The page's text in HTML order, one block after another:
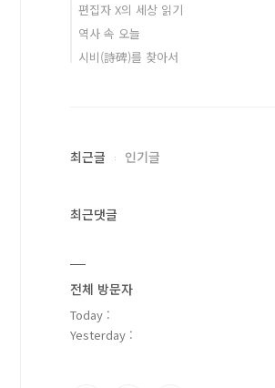
편집자 X의 세상 읽기
역사 속 오늘
시비(詩碑)를 찾아서
최근글 인기글
최근댓글
전체 방문자
Today :
Yesterday :